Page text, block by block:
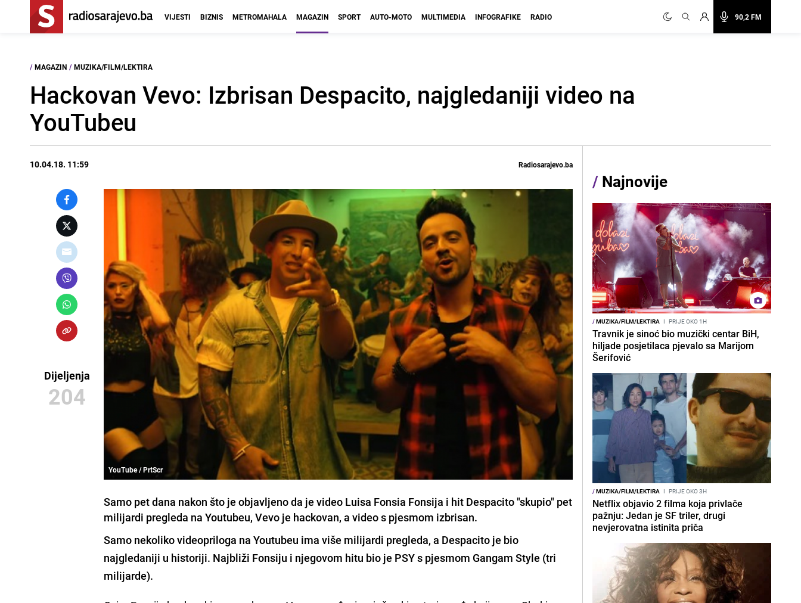
90,2 FM
VIJESTI BIZNIS METROMAHALA MAGAZIN SPORT AUTO-MOTO MULTIMEDIA INFOGRAFIKE RADIO
/ MAGAZIN / MUZIKA/FILM/LEKTIRA
Hackovan Vevo: Izbrisan Despacito, najgledaniji video na
YouTubeu
10.04.18. 11:59 Radiosarajevo.ba
Dijeljenja
204
YouTube / PrtScr
Samo pet dana nakon što je objavljeno da je video Luisa Fonsia Fonsija i hit Despacito "skupio" pet
milijardi pregleda na Youtubeu, Vevo je hackovan, a video s pjesmom izbrisan.
Samo nekoliko videopriloga na Youtubeu ima više milijardi pregleda, a Despacito je bio
najgledaniji u historiji. Najbliži Fonsiju i njegovom hitu bio je PSY s pjesmom Gangam Style (tri
milijarde).
/ Najnovije
/MUZIKA/FILM/LEKTIRA I PRIJE OKO 1H
Travnik je sinoć bio muzički centar BiH,
hiljade posjetilaca pjevalo sa Marijom
Šerifović
/MUZIKA/FILM/LEKTIRA I PRIJE OKO 3H
Netflix objavio 2 filma koja privlače
pažnju: Jedan je SF triler, drugi
nevjerovatna istinita priča